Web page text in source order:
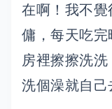
在啊！我不
傭，每天吃
房裡擦擦洗洗
洗個澡就自己